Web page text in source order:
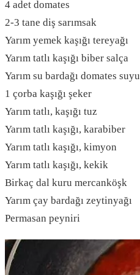
4 adet domates
2-3 tane diş sarımsak
Yarım yemek kaşığı tereyağı
Yarım tatlı kaşığı biber salça
Yarım su bardağı domates suyu
1 çorba kaşığı şeker
Yarım tatlı, kaşığı tuz
Yarım tatlı kaşığı, karabiber
Yarım tatlı kaşığı, kimyon
Yarım tatlı kaşığı, kekik
Birkaç dal kuru mercanköşk
Yarım çay bardağı zeytinyağı
Permasan peyniri